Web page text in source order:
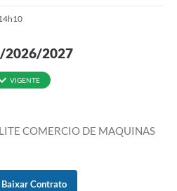
2026/2027
VIGENTE
COMERCIO DE MAQUINAS
Baixar Contrato